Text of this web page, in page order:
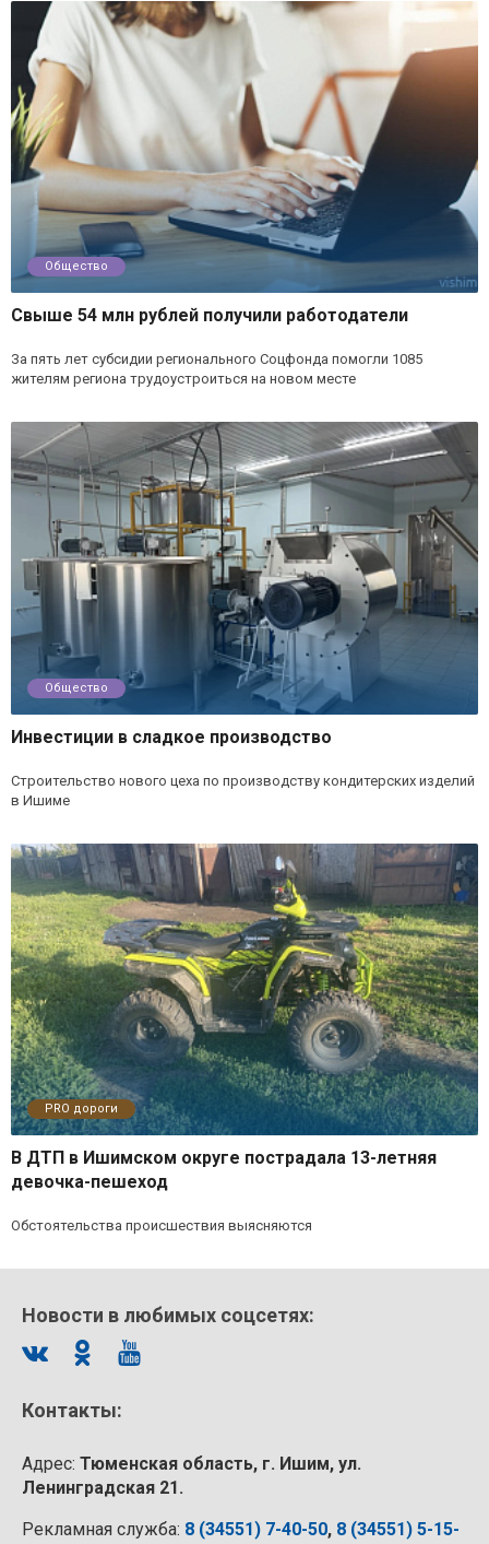
Общество
Свыше 54 млн рублей получили работодатели
За пять лет субсидии регионального Соцфонда помогли 1085
жителям региона трудоустроиться на новом месте
Общество
Инвестиции в сладкое производство
Строительство нового цеха по производству кондитерских изделий
в Ишиме
PRO дороги
В ДТП в Ишимском округе пострадала 13-летняя
девочка-пешеход
Обстоятельства происшествия выясняются
Новости в любимых соцсетях:
Контакты:
Адрес: Тюменская область, г. Ишим, ул.
Ленинградская 21.
Рекламная служба: 8 (34551) 7-40-50, 8 (34551) 5-15-